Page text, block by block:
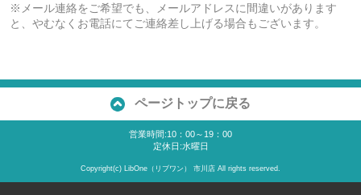
※メール連絡をご希望でも、メールアドレスに間違いがあります
と、やむなくお電話にてご連絡差し上げる場合もございます。
ページトップに戻る
営業時間:10：00～19：00
定休日:水曜日
Copyright(c) LibOne（リブワン） 市川店 All rights reserved.